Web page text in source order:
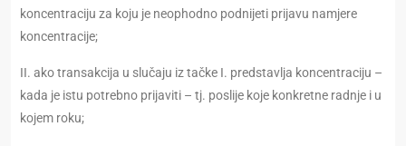
koncentraciju za koju je neophodno podnijeti prijavu namjere
koncentracije;
II. ako transakcija u slučaju iz tačke I. predstavlja koncentraciju –
kada je istu potrebno prijaviti – tj. poslije koje konkretne radnje i u
kojem roku;